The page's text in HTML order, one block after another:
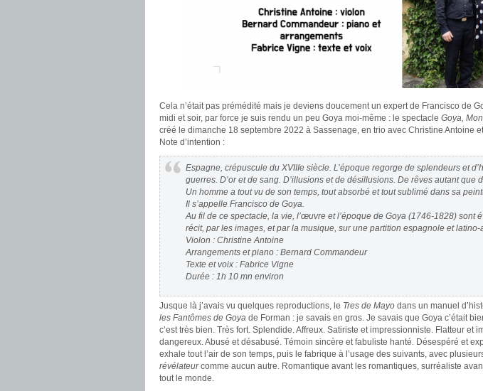
Cela n’était pas prémédité mais je deviens doucement un expert de Francisco de
midi et soir, par force je suis rendu un peu Goya moi-même : le spectacle Goya,
créé le dimanche 18 septembre 2022 à Sassenage, en trio avec Christine Antoine
Note d’intention :
Espagne, crépuscule du XVIIIe siècle. L’époque regorge de splendeurs et
guerres. D’or et de sang. D’illusions et de désillusions. De rêves autant que
Un homme a tout vu de son temps, tout absorbé et tout sublimé dans sa
Il s’appelle Francisco de Goya.
Au fil de ce spectacle, la vie, l’œuvre et l’époque de Goya (1746-1828) sont
récit, par les images, et par la musique, sur une partition espagnole et latino-
Violon : Christine Antoine
Arrangements et piano : Bernard Commandeur
Texte et voix : Fabrice Vigne
Durée : 1h 10 mn environ
Jusque là j’avais vu quelques reproductions, le Tres de Mayo dans un manuel
les Fantômes de Goya de Forman : je savais en gros. Je savais que Goya c’était
c’est très bien. Très fort. Splendide. Affreux. Satiriste et impressionniste. Flatteur et
dangereux. Abusé et désabusé. Témoin sincère et fabuliste hanté. Désespéré et
exhale tout l’air de son temps, puis le fabrique à l’usage des suivants, avec
révélateurcomme aucun autre. Romantique avant les romantiques, surréaliste
tout le monde.